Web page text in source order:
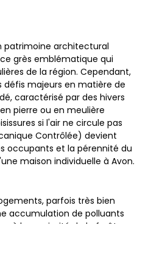
patrimoine architectural
grès emblématique qui
de la région. Cependant,
majeurs en matière de
caractérisé par des hivers
pierre ou en meulière
si l'air ne circule pas
Contrôlée) devient
occupants et la pérennité du
maison individuelle à Avon.
parfois très bien
accumulation de polluants
où la proximité de la forêt